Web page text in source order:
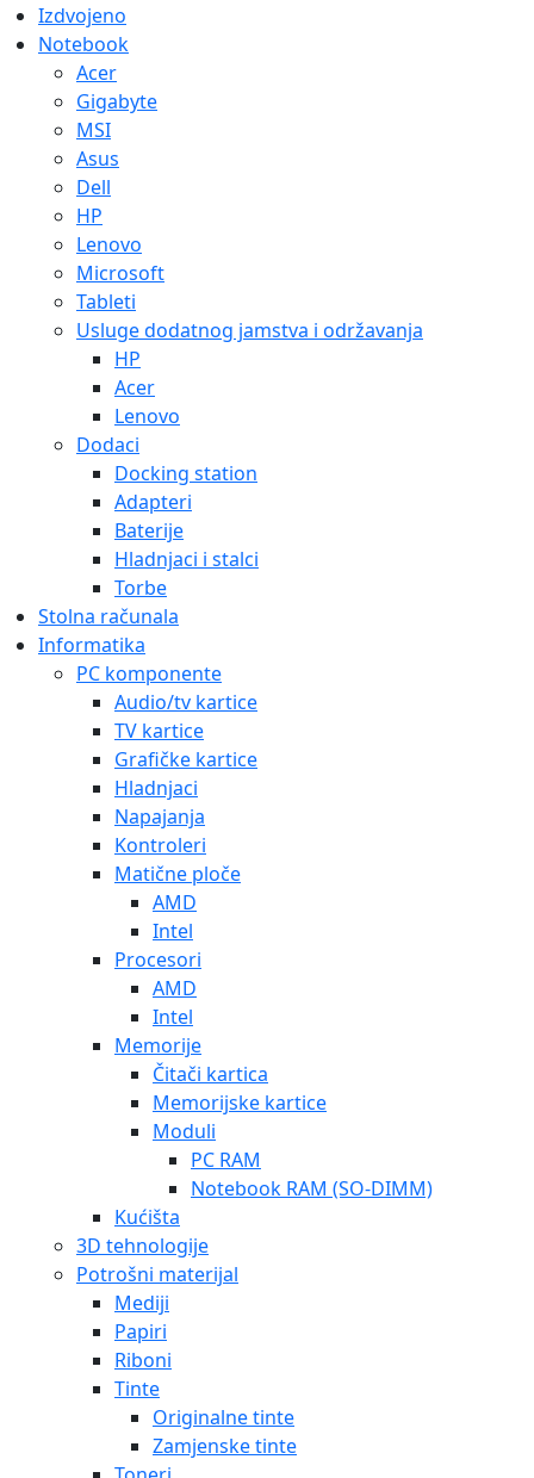
Izdvojeno
Notebook
Acer
Gigabyte
MSI
Asus
Dell
HP
Lenovo
Microsoft
Tableti
Usluge dodatnog jamstva i održavanja
HP
Acer
Lenovo
Dodaci
Docking station
Adapteri
Baterije
Hladnjaci i stalci
Torbe
Stolna računala
Informatika
PC komponente
Audio/tv kartice
TV kartice
Grafičke kartice
Hladnjaci
Napajanja
Kontroleri
Matične ploče
AMD
Intel
Procesori
AMD
Intel
Memorije
Čitači kartica
Memorijske kartice
Moduli
PC RAM
Notebook RAM (SO-DIMM)
Kućišta
3D tehnologije
Potrošni materijal
Mediji
Papiri
Riboni
Tinte
Originalne tinte
Zamjenske tinte